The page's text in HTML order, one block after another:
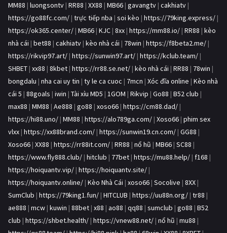
MM88 | luongsontv | RR88 | XX88 | MB66 | gavangtv | cakhiatv |
https://go88fc.com/ | trực tiếp nba | soi kèo | https://79king.express/ |
https://ok365.center/ | MB66 | KJC | 8xx | https://mm88.io/ | RR88 | kèo
nhà cái | bet88 | cakhiatv | kèo nhà cái | 78win | https://f8beta2.me/ |
https://rikvip97.art/ | https://sunwin97.art/ | https://kclub.team/ |
SHBET | xx88 | 8kbet | https://rr88.se.net/ | kèo nhà cái | RR88 | 78win |
bongdalu | nha cai uy tin | ty le ca cuoc | 7mcn | Xóc đĩa online | Kèo nhà
cái 5 | 88goals | iwin | Tài xỉu MD5 | 1GOM | Rikvip | Go88 | B52 club |
max88 | MM88 | Ae888 | go88 | xoso66 | https://cm88.dad/ |
https://hi88.uno/ | MM88 | https://alo789ga.com/ | Xoso66 | phim sex
vlxx | https://xx88brand.com/ | https://sunwin19.cn.com/ | GG88 |
Xoso66 | XX88 | https://rr88it.com/ | RR88 | nổ hũ | MB66 | SC88 |
https://www.fly888.club/ | hitclub | 77bet | https://mu88.help/ | f168 |
https://hoiquantv.vip/ | https://hoiquantv.site/ |
https://hoiquantv.online/ | Kèo Nhà Cái | xoso66 | Socolive | 8XX |
SumClub | https://79king1.fun/ | HITCLUB | https://uu88n.org/ | tr88 |
ae888 | mcw | kuwin | 88bet | x88 | ao88 | qq88 | sumclub | go88 | B52
club | https://shbet.health/ | https://vnew88.net/ | nổ hũ | mu88 |